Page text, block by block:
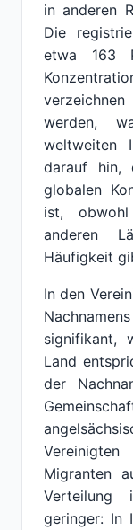
in anderen
Die
etwa 163
werden,
weltweiten
darauf hin,
globalen
ist,
anderen
Häufigkeit
In den
signifikant,
Land
der
Migranten
geringer: In